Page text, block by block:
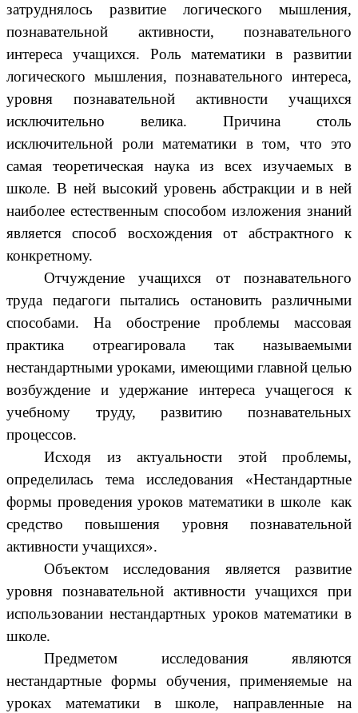
затруднялось развитие логического мышления,
познавательной активности, познавательного
интереса учащихся. Роль математики в развитии
логического мышления, познавательного интереса,
уровня познавательной активности учащихся
исключительно велика. Причина столь
исключительной роли математики в том, что это
самая теоретическая наука из всех изучаемых в
школе. В ней высокий уровень абстракции и в ней
наиболее естественным способом изложения знаний
является способ восхождения от абстрактного к
конкретному.
Отчуждение учащихся от познавательного
труда педагоги пытались остановить различными
способами. На обострение проблемы массовая
практика отреагировала так называемыми
нестандартными уроками, имеющими главной целью
возбуждение и удержание интереса учащегося к
учебному труду, развитию познавательных
процессов.
Исходя из актуальности этой проблемы,
определилась тема исследования «Нестандартные
формы проведения уроков математики в школе как
средство повышения уровня познавательной
активности учащихся».
Объектом исследования является развитие
уровня познавательной активности учащихся при
использовании нестандартных уроков математики в
школе.
Предметом исследования являются
нестандартные формы обучения, применяемые на
уроках математики в школе, направленные на